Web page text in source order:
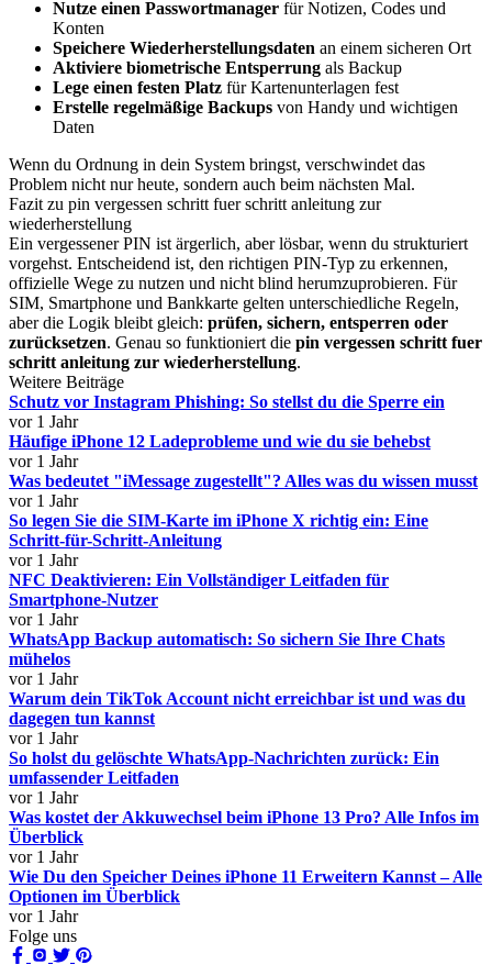
Nutze einen Passwortmanager für Notizen, Codes und
Konten
Speichere Wiederherstellungsdaten an einem sicheren Ort
Aktiviere biometrische Entsperrung als Backup
Lege einen festen Platz für Kartenunterlagen fest
Erstelle regelmäßige Backups von Handy und wichtigen
Daten
Wenn du Ordnung in dein System bringst, verschwindet das
Problem nicht nur heute, sondern auch beim nächsten Mal.
Fazit zu pin vergessen schritt fuer schritt anleitung zur
wiederherstellung
Ein vergessener PIN ist ärgerlich, aber lösbar, wenn du strukturiert
vorgehst. Entscheidend ist, den richtigen PIN-Typ zu erkennen,
offizielle Wege zu nutzen und nicht blind herumzuprobieren. Für
SIM, Smartphone und Bankkarte gelten unterschiedliche Regeln,
aber die Logik bleibt gleich: prüfen, sichern, entsperren oder
zurücksetzen. Genau so funktioniert die pin vergessen schritt fuer
schritt anleitung zur wiederherstellung.
Weitere Beiträge
Schutz vor Instagram Phishing: So stellst du die Sperre ein
vor 1 Jahr
Häufige iPhone 12 Ladeprobleme und wie du sie behebst
vor 1 Jahr
Was bedeutet "iMessage zugestellt"? Alles was du wissen musst
vor 1 Jahr
So legen Sie die SIM-Karte im iPhone X richtig ein: Eine
Schritt-für-Schritt-Anleitung
vor 1 Jahr
NFC Deaktivieren: Ein Vollständiger Leitfaden für
Smartphone-Nutzer
vor 1 Jahr
WhatsApp Backup automatisch: So sichern Sie Ihre Chats
mühelos
vor 1 Jahr
Warum dein TikTok Account nicht erreichbar ist und was du
dagegen tun kannst
vor 1 Jahr
So holst du gelöschte WhatsApp-Nachrichten zurück: Ein
umfassender Leitfaden
vor 1 Jahr
Was kostet der Akkuwechsel beim iPhone 13 Pro? Alle Infos im
Überblick
vor 1 Jahr
Wie Du den Speicher Deines iPhone 11 Erweitern Kannst – Alle
Optionen im Überblick
vor 1 Jahr
Folge uns